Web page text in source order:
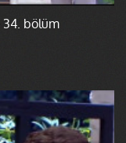
34. bölüm